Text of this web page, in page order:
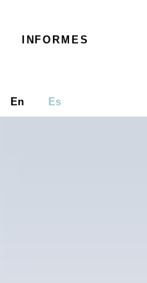
INFORMES
En Es